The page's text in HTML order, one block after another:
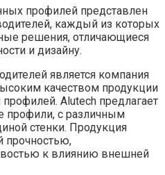
профилей представлен
каждый из которых
решения, отличающиеся
и дизайну.
является компания
качеством продукции
Alutech предлагает
профили, с различным
стенки. Продукция
прочностью,
к влиянию внешней